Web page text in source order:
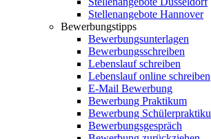
Stellenangebote Hannover
Bewerbungstipps
Bewerbungsunterlagen
Bewerbungsschreiben
Lebenslauf schreiben
Lebenslauf online schreiben
E-Mail Bewerbung
Bewerbung Praktikum
Bewerbung
Bewerbungsgespräch